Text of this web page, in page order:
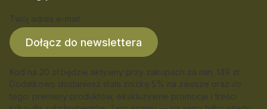
Dołącz do newslettera